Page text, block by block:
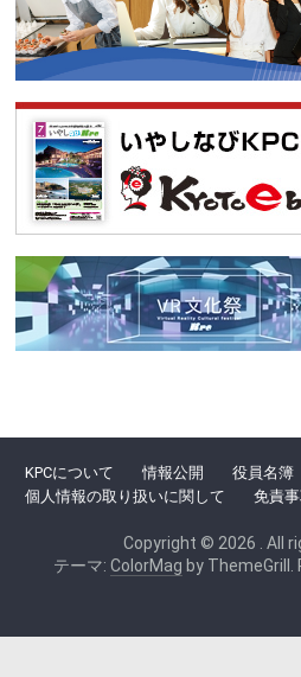
KPCについて 情報公開 役員名簿
個人情報の取り扱いに関して
免責
Copyright © 2026
. All
テーマ: ColorMag by ThemeGrill.